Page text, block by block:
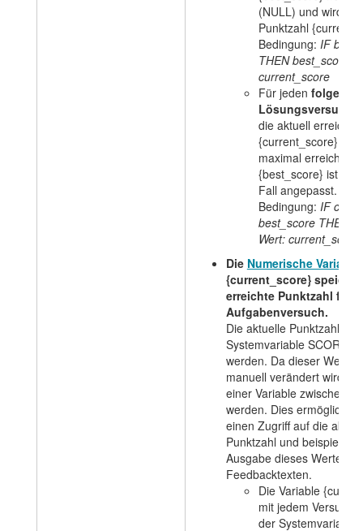
(NULL) und wird
Punktzahl
Bedingung: IF
THEN best_score =
current_score
Für jeden
Lösungsversuch
die aktuell erreichte
{current_score}
maximal erreichte
{best_score} ist
Fall angepasst.
Bedingung: IF
best_score THEN
Wert: current_score
Die Numerische Variable
{current_score}
erreichte Punktzahl für
Aufgabenversuch.
Die aktuelle Punktzahl
Systemvariable SCORE
werden. Da dieser Wert
manuell verändert wird,
einer Variable
werden. Dies ermöglicht
einen Zugriff auf die
Punktzahl und
Ausgabe dieses Wertes
Feedbacktexten.
Die Variable
mit jedem Versuch
der Systemvariable